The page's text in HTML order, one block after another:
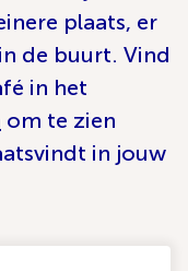
plaats, er
de buurt. Vind
in het
om te zien
in jouw